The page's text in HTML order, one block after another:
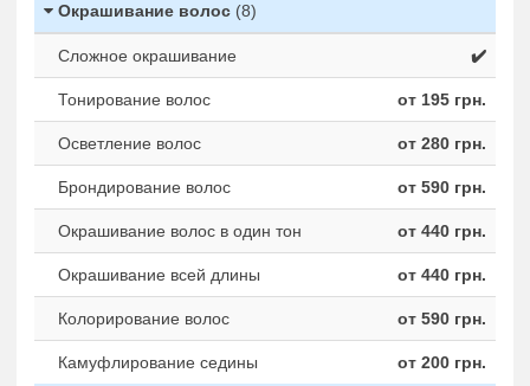
Окрашивание волос (8)
Сложное окрашивание ✔️
Тонирование волос от 195 грн.
Осветление волос от 280 грн.
Брондирование волос от 590 грн.
Окрашивание волос в один тон от 440 грн.
Окрашивание всей длины от 440 грн.
Колорирование волос от 590 грн.
Камуфлирование седины от 200 грн.